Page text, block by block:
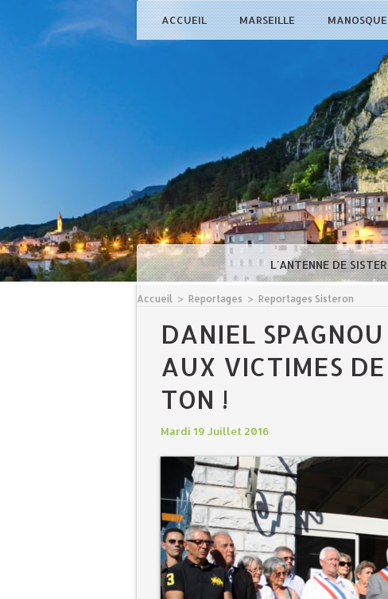
ACCUEIL MARSEILLE MANOSQUE
L'ANTENNE DE
Accueil > Reportages > Reportages Sisteron
DANIEL
AUX VICTIMES
TON !
Mardi 19 Juillet 2016